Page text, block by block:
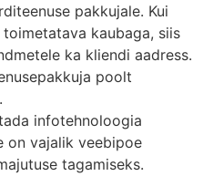
pakkujale. Kui
kaubaga, siis
ka kliendi aadress.
poolt
infotehnoloogia
on vajalik veebipoe
tagamiseks.